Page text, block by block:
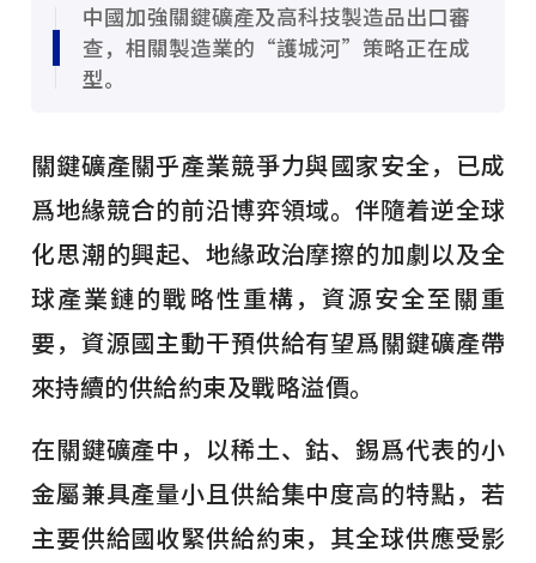
中國加強關鍵礦產及高科技製造品出口審
查，相關製造業的“護城河”策略正在成
型。
關鍵礦產關乎產業競爭力與國家安全，已成
爲地緣競合的前沿博弈領域。伴隨着逆全球
化思潮的興起、地緣政治摩擦的加劇以及全
球產業鏈的戰略性重構，資源安全至關重
要，資源國主動干預供給有望爲關鍵礦產帶
來持續的供給約束及戰略溢價。
在關鍵礦產中，以稀土、鈷、錫爲代表的小
金屬兼具產量小且供給集中度高的特點，若
主要供給國收緊供給約束，其全球供應受影